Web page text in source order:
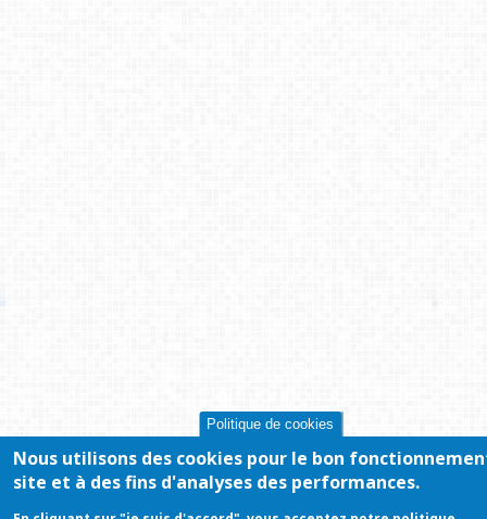
Politique de cookies
Nous utilisons des cookies pour le bon
site et à des fins d'analyses des performances.